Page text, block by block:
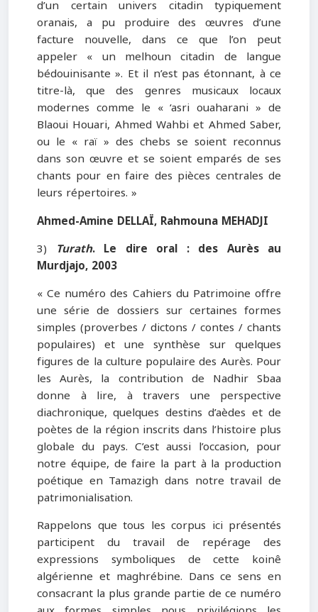
d’un certain univers citadin typiquement
oranais, a pu produire des œuvres d’une
facture nouvelle, dans ce que l’on peut
appeler « un melhoun citadin de langue
bédouinisante ». Et il n’est pas étonnant, à ce
titre-là, que des genres musicaux locaux
modernes comme le « ‘asri ouaharani » de
Blaoui Houari, Ahmed Wahbi et Ahmed Saber,
ou le « raï » des chebs se soient reconnus
dans son œuvre et se soient emparés de ses
chants pour en faire des pièces centrales de
leurs répertoires. »
Ahmed-Amine DELLAÏ, Rahmouna MEHADJI
3) Turath. Le dire oral : des Aurès au
Murdjajo, 2003
« Ce numéro des Cahiers du Patrimoine offre
une série de dossiers sur certaines formes
simples (proverbes / dictons / contes / chants
populaires) et une synthèse sur quelques
figures de la culture populaire des Aurès. Pour
les Aurès, la contribution de Nadhir Sbaa
donne à lire, à travers une perspective
diachronique, quelques destins d’aèdes et de
poètes de la région inscrits dans l’histoire plus
globale du pays. C’est aussi l’occasion, pour
notre équipe, de faire la part à la production
poétique en Tamazigh dans notre travail de
patrimonialisation.
Rappelons que tous les corpus ici présentés
participent du travail de repérage des
expressions symboliques de cette koinê
algérienne et maghrébine. Dans ce sens en
consacrant la plus grande partie de ce numéro